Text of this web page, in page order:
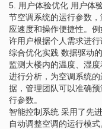
5. 用户体验优化 用户体
节空调系统的运行参数
应速度和操作便捷性。
许用户根据个人需求进行
综合优化实践 数据驱动
监测大楼内的温度、湿
进行分析，为空调系统
据，管理团队可以准确
行参数。
智能控制系统 采用了先
自动调整空调的运行模